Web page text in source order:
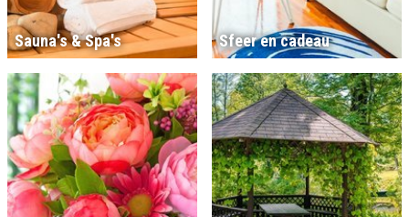
Sauna's & Spa's Sfeer en cadeau